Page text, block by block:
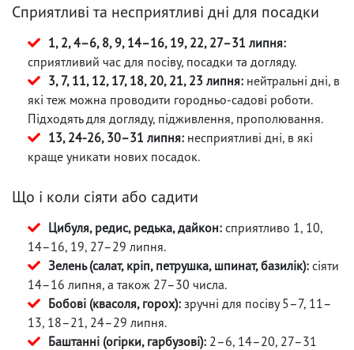
Сприятливі та несприятливі дні для посадки
1, 2, 4–6, 8, 9, 14–16, 19, 22, 27–31 липня:
сприятливий час для посіву, посадки та догляду.
3, 7, 11, 12, 17, 18, 20, 21, 23 липня: нейтральні дні, в
які теж можна проводити городньо-садові роботи.
Підходять для догляду, підживлення, прополювання.
13, 24-26, 30–31 липня: несприятливі дні, в які
краще уникати нових посадок.
Що і коли сіяти або садити
Цибуля, редис, редька, дайкон: сприятливо 1, 10,
14–16, 19, 27–29 липня.
Зелень (салат, кріп, петрушка, шпинат, базилік): сіяти
14–16 липня, а також 27–30 числа.
Бобові (квасоля, горох): зручні для посіву 5–7, 11–
13, 18–21, 24–29 липня.
Баштанні (огірки, гарбузові): 2–6, 14–20, 27–31